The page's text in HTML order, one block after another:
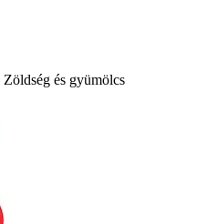
Zöldség és gyümölcs